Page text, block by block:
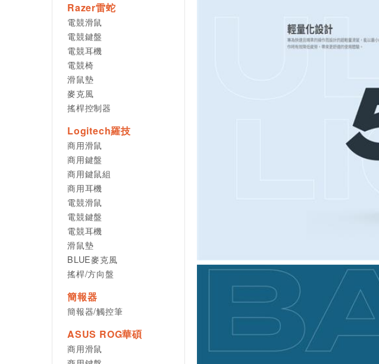
Razer雷蛇
電競滑鼠
電競鍵盤
電競耳機
電競椅
滑鼠墊
麥克風
搖桿控制器
Logitech羅技
商用滑鼠
商用鍵盤
商用鍵鼠組
商用耳機
電競滑鼠
電競鍵盤
電競耳機
滑鼠墊
BLUE麥克風
搖桿/方向盤
簡報器
簡報器/觸控筆
ASUS ROG華碩
商用滑鼠